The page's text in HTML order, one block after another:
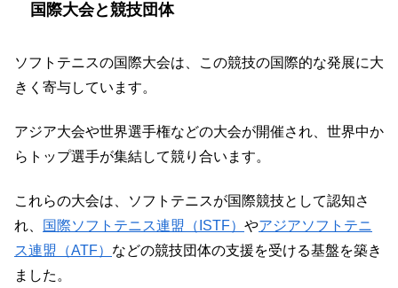
国際大会と競技団体
ソフトテニスの国際大会は、この競技の国際的な発展に大
きく寄与しています。
アジア大会や世界選手権などの大会が開催され、世界中か
らトップ選手が集結して競り合います。
これらの大会は、ソフトテニスが国際競技として認知さ
れ、
国際ソフトテニス連盟（ISTF） やアジアソフトテニ
ス連盟（ATF） などの競技団体の支援を受ける基盤を築き
ました。